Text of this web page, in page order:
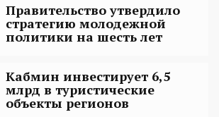
Правительство утвердило
стратегию молодежной
политики на шесть лет
Кабмин инвестирует 6,5
млрд в туристические
объекты регионов